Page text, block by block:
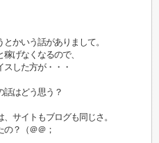
かいう話がありまして。
げなくなるので、
した方が・・・
はどう思う？
サイトもブログも同じさ。
？（＠＠；